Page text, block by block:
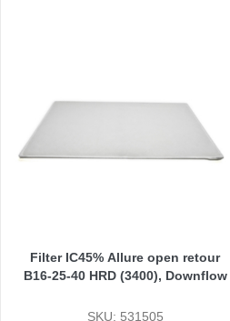
Filter IC45% Allure open retour
B16-25-40 HRD (3400), Downflow
SKU: 531505